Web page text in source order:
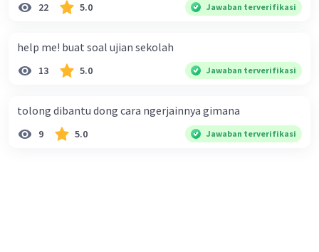
22 5.0 Jawaban terverifikasi
help me! buat soal ujian sekolah
13 5.0 Jawaban terverifikasi
tolong dibantu dong cara ngerjainnya gimana
9 5.0 Jawaban terverifikasi